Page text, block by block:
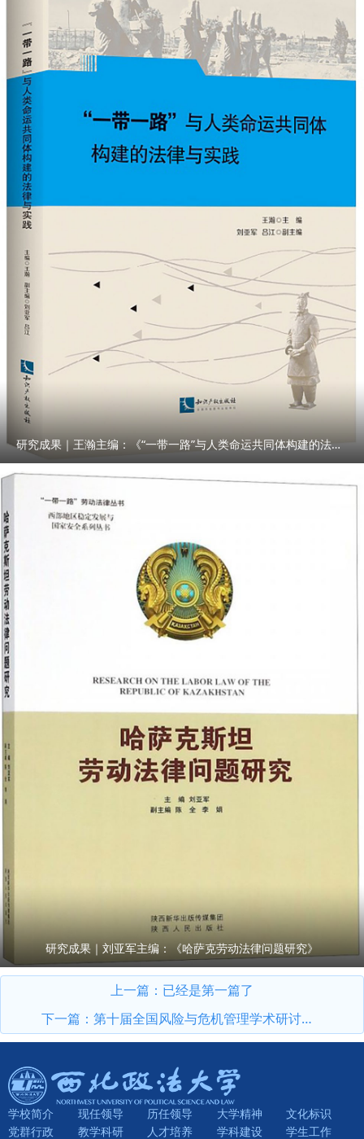
研究成果｜王瀚主编：《“一带一路”与人类命运共同体构建的法律与实践》
研究成果｜刘亚军主编：《哈萨克劳动法律问题研究》
上一篇：已经是第一篇了
下一篇： 第十届全国风险与危机管理学术研讨暨期刊发展建设会在我校召开
学校简介 现任领导 历任领导 大学精神
文化标识
党群行政
教学科研 人才培养 学科建设 学生工作